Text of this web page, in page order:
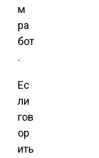
м
ра
бот
.
Ес
ли
гов
ор
ить